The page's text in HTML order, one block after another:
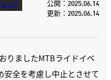
ップ
公開：2025.06.14
更新：2025.06.14
りましたMTBライドイベ
安全を考慮し中止とさせて